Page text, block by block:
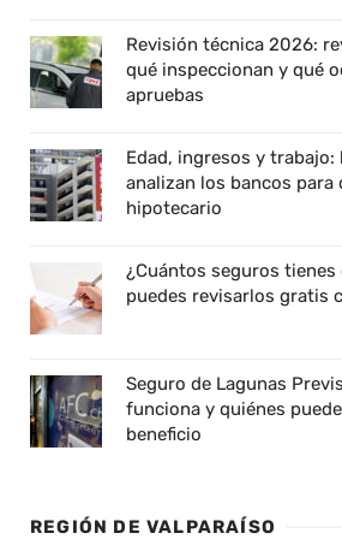
Revisión técnica 2026:
qué inspeccionan y qué
apruebas
Edad, ingresos y trabajo:
analizan los bancos
hipotecario
¿Cuántos seguros
puedes revisarlos gratis
Seguro de Lagunas
funciona y quiénes
beneficio
REGIÓN DE VALPARAÍSO